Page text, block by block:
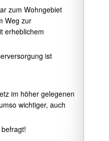
zum Wohngebiet
Weg zur
erheblichem
ist
im höher gelegenen
wichtiger, auch